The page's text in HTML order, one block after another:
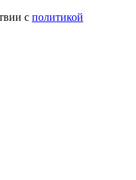
с политикой